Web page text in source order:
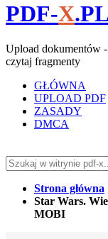
PDF-X.PL
Upload dokumentów
czytaj fragmenty
GŁÓWNA
UPLOAD PDF
ZASADY
DMCA
Strona główna
Star Wars.
MOBI